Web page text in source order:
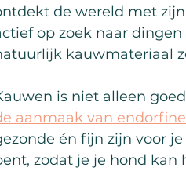
de wereld met
op zoek naar
kauwmateriaal
is niet alleen
aanmaak van
én fijn zijn voor
zodat je je hond kan